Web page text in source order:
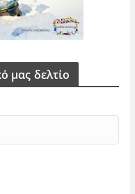
μας δελτίο